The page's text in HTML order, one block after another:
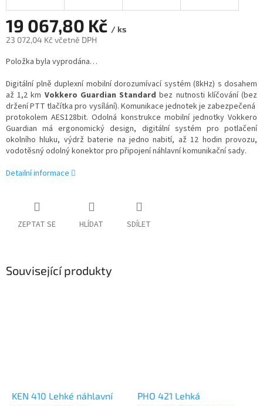
19 067,80 Kč / ks
23 072,04 Kč včetně DPH
Měrná
cena:
Položka byla vyprodána…
Digitální plně duplexní mobilní dorozumívací systém (8kHz) s dosahem
až 1,2 km Vokkero Guardian Standard bez nutnosti klíčování (bez
držení PTT tlačítka pro vysílání). Komunikace jednotek je zabezpečená
protokolem AES128bit. Odolná konstrukce mobilní jednotky Vokkero
Guardian má ergonomický design, digitální systém pro potlačení
okolního hluku, výdrž baterie na jedno nabití, až 12 hodin provozu,
vodotěsný odolný konektor pro připojení náhlavní komunikační sady.
Detailní informace
ZEPTAT SE HLÍDAT SDÍLET
Související produkty
KEN 410 Lehké náhlavní
PHO 421 Lehká